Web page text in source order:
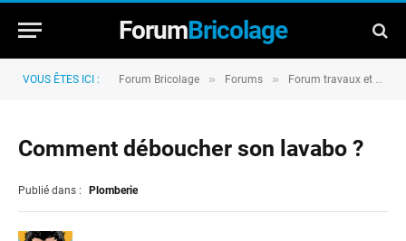
ForumBricolage
VOUS ÊTES ICI : Forum Bricolage » Forums » Forum travaux et rénovation
Comment déboucher son lavabo ?
Publié dans : Plomberie